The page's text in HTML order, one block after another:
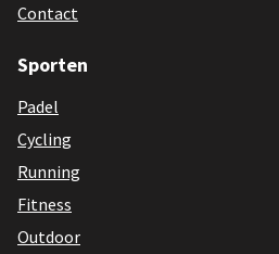
Contact
Sporten
Padel
Cycling
Running
Fitness
Outdoor